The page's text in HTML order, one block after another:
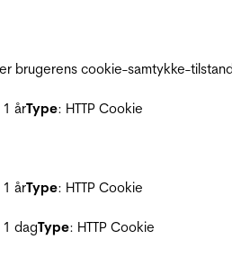
brugerens cookie-samtykke-
1 årType: HTTP Cookie
1 årType: HTTP Cookie
1 dagType: HTTP Cookie